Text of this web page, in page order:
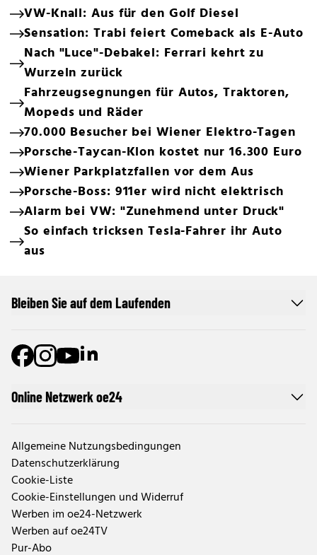
VW-Knall: Aus für den Golf Diesel
Sensation: Trabi feiert Comeback als E-Auto
Nach "Luce"-Debakel: Ferrari kehrt zu
Wurzeln zurück
Fahrzeugsegnungen für Autos, Traktoren,
Mopeds und Räder
70.000 Besucher bei Wiener Elektro-Tagen
Porsche-Taycan-Klon kostet nur 16.300 Euro
Wiener Parkplatzfallen vor dem Aus
Porsche-Boss: 911er wird nicht elektrisch
Alarm bei VW: "Zunehmend unter Druck"
So einfach tricksen Tesla-Fahrer ihr Auto
aus
Online Netzwerk oe24
Allgemeine Nutzungsbedingungen
Datenschutzerklärung
Cookie-Liste
Cookie-Einstellungen und Widerruf
Werben im oe24-Netzwerk
Werben auf oe24TV
Pur-Abo
Bleiben Sie auf dem Laufenden